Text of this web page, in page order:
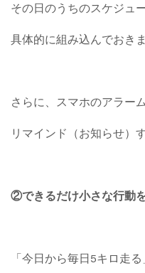
その日のうちのスケジュ
具体的に組み込んでおきま
さらに、スマホのアラー
リマインド（お知らせ）
②できるだけ小さな行動
「今日から毎日5キロ走る